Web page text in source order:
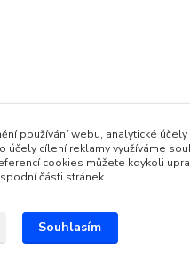
používání webu, analytické účely
účely cílení reklamy využíváme
cookies můžete kdykoli
části stránek.
Souhlasím